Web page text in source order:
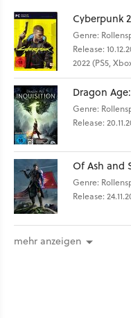
Cyberpunk
Genre:
Release:
2022 (PS5,
Dragon
Genre:
Release:
Of Ash and
Genre:
Release:
mehr anzeigen